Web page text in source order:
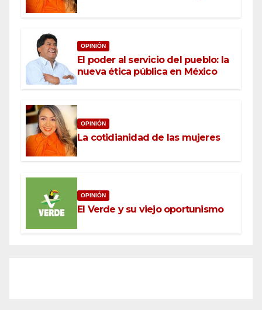
OPINIÓN
El poder al servicio del pueblo: la
nueva ética pública en México
OPINIÓN
La cotidianidad de las mujeres
OPINIÓN
El Verde y su viejo oportunismo